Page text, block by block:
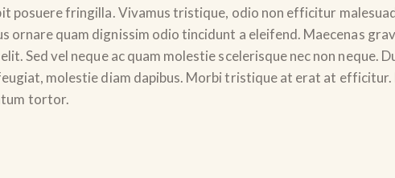
posuere fringilla. Vivamus tristique, odio non efficitur
ornare quam dignissim odio tincidunt a eleifend. Maecenas
Sed vel neque ac quam molestie scelerisque nec non neque.
molestie diam dapibus. Morbi tristique at erat at
tortor.